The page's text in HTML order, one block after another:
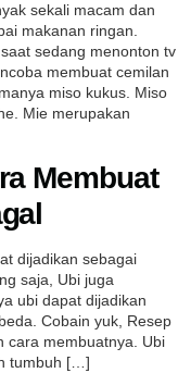
sekali macam dan
makanan ringan.
sedang menonton tv
membuat cemilan
miso kukus. Miso
Mie merupakan
Membuat
dijadikan sebagai
saja, Ubi juga
ubi dapat dijadikan
Cobain yuk, Resep
cara membuatnya. Ubi
tumbuh […]